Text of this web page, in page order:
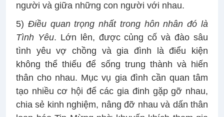
người và giữa những con người với nhau.
5) Điều quan trọng nhất trong hôn nhân đó là
Tình Yêu. Lớn lên, được củng cố và đào sâu
tình yêu vợ chồng và gia đình là điểu kiện
không thể thiếu để sống trung thành và hiến
thân cho nhau. Mục vụ gia đình cần quan tâm
tạo nhiều cơ hội để các gia đinh gặp gỡ nhau,
chia sẻ kinh nghiệm, nâng đỡ nhau và dấn thân